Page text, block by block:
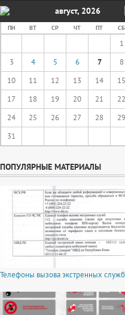
август, 2026
ПН ВТ СР ЧТ ПТ СБ
1
3
4 5 6 7 8
10
11 12 13 14 15
17
18 19 20 21 22
24
25 26 27 28 29
31
ПОПУЛЯРНЫЕ МАТЕРИАЛЫ
Телефоны вызова экстренных служб